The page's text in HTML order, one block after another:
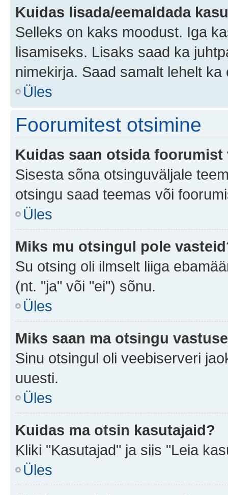
Kuidas lisada/eemaldada
Selleks on kaks moodust. Iga
lisamiseks. Lisaks saad ka
nimekirja. Saad samalt lehelt ka
Üles
Foorumitest otsimine
Kuidas saan otsida
Sisesta sõna otsinguväljale
otsingu saad teemas või
Üles
Miks mu otsingul pole
Su otsing oli ilmselt liiga
(nt. "ja" või "ei") sõnu.
Üles
Miks saan ma otsingu
Sinu otsingul oli veebiserveri
uuesti.
Üles
Kuidas ma otsin kasutajaid?
Kliki "Kasutajad" ja siis "Leia
Üles